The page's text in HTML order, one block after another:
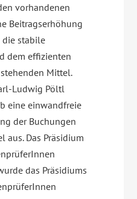
vorhandenen
Beitragserhöhung
stabile
dem effizienten
Mittel.
Ludwig Pöltl
eine einwandfreie
der Buchungen
aus. Das Präsidium
das Präsidiums